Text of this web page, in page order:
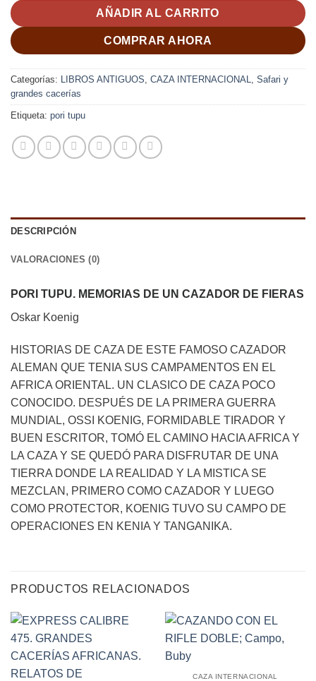
AÑADIR AL CARRITO
COMPRAR AHORA
Categorías: LIBROS ANTIGUOS, CAZA INTERNACIONAL, Safari y
grandes cacerías
Etiqueta: pori tupu
DESCRIPCIÓN
VALORACIONES (0)
PORI TUPU. MEMORIAS DE UN CAZADOR DE FIERAS
Oskar Koenig
HISTORIAS DE CAZA DE ESTE FAMOSO CAZADOR
ALEMAN QUE TENIA SUS CAMPAMENTOS EN EL
AFRICA ORIENTAL. UN CLASICO DE CAZA POCO
CONOCIDO. DESPUÉS DE LA PRIMERA GUERRA
MUNDIAL, OSSI KOENIG, FORMIDABLE TIRADOR Y
BUEN ESCRITOR, TOMÓ EL CAMINO HACIA AFRICA Y
LA CAZA Y SE QUEDÓ PARA DISFRUTAR DE UNA
TIERRA DONDE LA REALIDAD Y LA MISTICA SE
MEZCLAN, PRIMERO COMO CAZADOR Y LUEGO
COMO PROTECTOR, KOENIG TUVO SU CAMPO DE
OPERACIONES EN KENIA Y TANGANIKA.
PRODUCTOS RELACIONADOS
CAZA INTERNACIONAL